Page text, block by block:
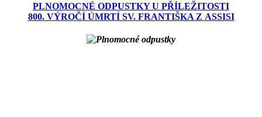
PLNOMOCNÉ ODPUSTKY U PŘÍLEŽITOSTI
800. VÝROČÍ ÚMRTÍ SV. FRANTIŠKA Z ASSISI